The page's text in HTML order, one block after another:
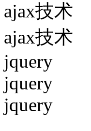
ajax技术
ajax技术
jquery
jquery
jquery